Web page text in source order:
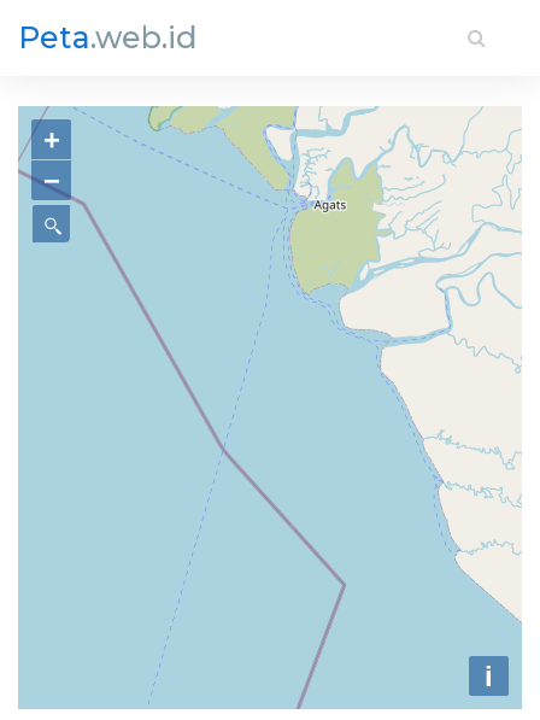
Peta.web.id
+
−
i